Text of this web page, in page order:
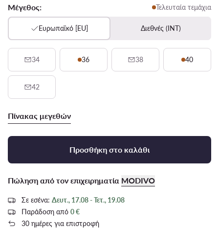
Μέγεθος: Τελευταία τεμάχια
Ευρωπαϊκό [EU] Διεθνές (INT)
34 36 38 40
42
Πίνακας μεγεθών
Προσθήκη στο καλάθι
Πώληση από τον επιχειρηματία MODIVO
Σε εσένα: Δευτ., 17.08 - Τετ., 19.08
Παράδοση από 0 €
30 ημέρες για επιστροφή